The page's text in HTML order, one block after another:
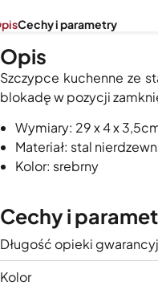
Cechy i parametry
Opis
Szczypce kuchenne ze
blokadę w pozycji
Wymiary: 29 x 4 x
Materiał: stal
Kolor: srebrny
Cechy i
Długość opieki
Kolor